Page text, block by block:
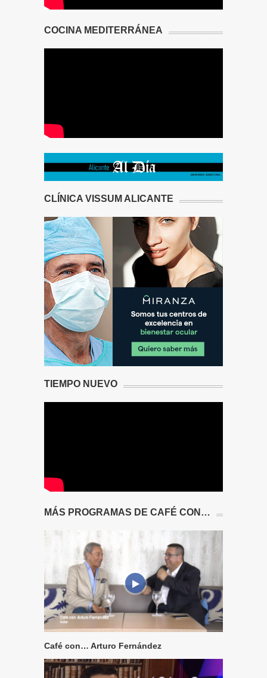
COCINA MEDITERRÁNEA
CLÍNICA VISSUM ALICANTE
TIEMPO NUEVO
MÁS PROGRAMAS DE CAFÉ CON…
Café con… Arturo Fernández